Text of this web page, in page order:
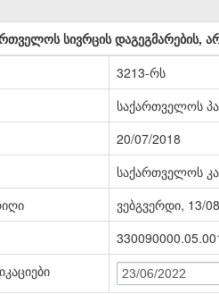
სივრცის დაგეგმარების,
3213-რს
საქართველოს
20/07/2018
საქართველოს
ვებგვერდი, 13/
23/06/2022